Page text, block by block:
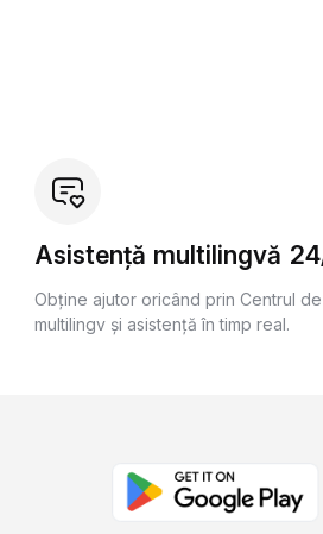
Asistență multilingvă
Obține ajutor oricând prin Centrul
multilingv și asistență în timp real.